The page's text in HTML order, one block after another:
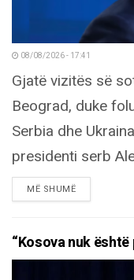
08/08/2026 - 17:41
Gjatë vizitës së
Beograd, duke
Serbia dhe
presidenti serb
MË SHUMËDETAILS
“Kosova nuk